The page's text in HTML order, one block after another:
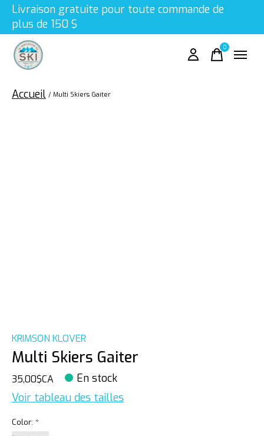
Livraison gratuite pour toute commande de
plus de 150 $
0items
Accueil / Multi Skiers Gaiter
KRIMSON KLOVER
Multi Skiers Gaiter
35,00$CA En stock
Voir tableau des tailles
Color: *